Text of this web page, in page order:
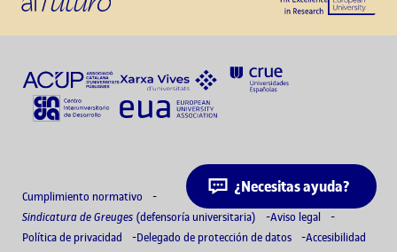
Cumplimiento normativo
Sindicatura de Greuges (defensoría universitaria)
Aviso legal
Política de privacidad
Delegado de protección de datos Accesibilidad
¿Necesitas ayuda?